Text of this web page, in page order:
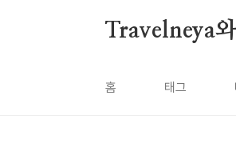
Travelneya
홈 태그